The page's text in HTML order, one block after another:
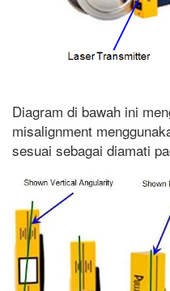
Diagram di bawah ini
misalignment
sesuai sebagai diamati